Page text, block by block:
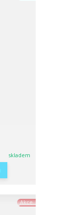
skladem
Akce